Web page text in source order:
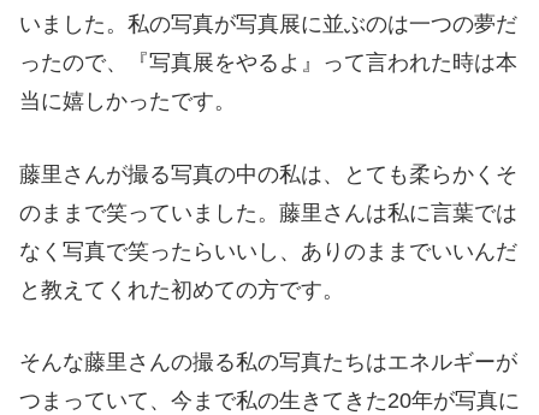
いました。私の写真が写真展に並ぶのは一つの夢だ
ったので、『写真展をやるよ』って言われた時は本
当に嬉しかったです。
藤里さんが撮る写真の中の私は、とても柔らかくそ
のままで笑っていました。藤里さんは私に言葉では
なく写真で笑ったらいいし、ありのままでいいんだ
と教えてくれた初めての方です。
そんな藤里さんの撮る私の写真たちはエネルギーが
つまっていて、今まで私の生きてきた20年が写真に